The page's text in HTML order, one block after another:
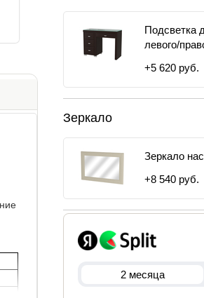
Подсветка
левого/
+5 620 руб.
Зеркало
Зеркало
+8 540 руб.
2 месяца